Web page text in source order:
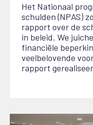
Het Nationaal
schulden (NPAS)
rapport over de
in beleid. We
financiële
veelbelovende
rapport